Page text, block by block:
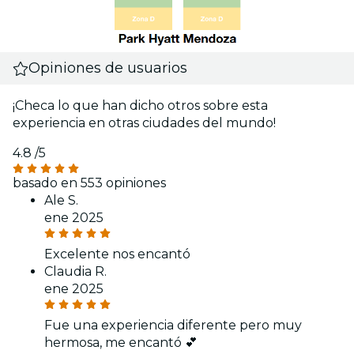
Opiniones de usuarios
¡Checa lo que han dicho otros sobre esta
experiencia en otras ciudades del mundo!
4.8 /5
basado en 553 opiniones
Ale S.
ene 2025
Excelente nos encantó
Claudia R.
ene 2025
Fue una experiencia diferente pero muy
hermosa, me encantó 💕